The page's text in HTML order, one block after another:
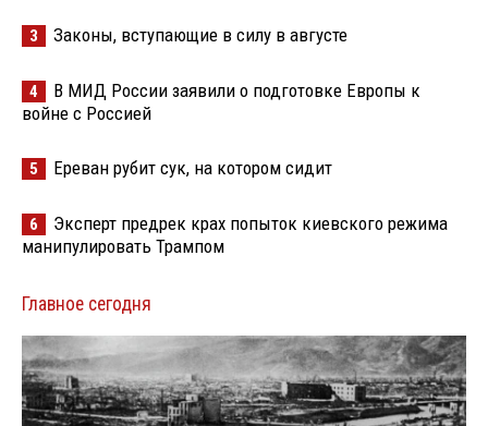
3 Законы, вступающие в силу в августе
4
В МИД России заявили о подготовке Европы к
войне с Россией
5 Ереван рубит сук, на котором сидит
6
Эксперт предрек крах попыток киевского режима
манипулировать Трампом
Главное сегодня